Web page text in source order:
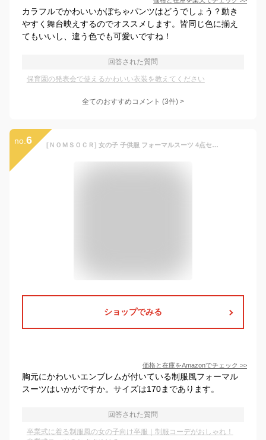
カラフルでかわいいかぼちゃパンツはどうでしょう？動き
やすく舞台映えするのでオススメします。皆同じ色に揃え
てもいいし、違う色でも可愛いですね！
回答された質問
保育園の発表会で使えるかわいい衣装を教えてください
全てのおすすめコメント (3件) >
no. 6 [ＮＯＭＳＯＣＲ] 女の子 子供服 フォーマルスーツ 4点セット 卒業式 スーツ 子供スーツ ジャケット ブラウス スカート ネクタイ jk制服 卒園式 入学式 発表会 (JP, 身長, 160, ブラック)
ショップでみる
価格と在庫をAmazonでチェック >>
胸元にかわいいエンブレムが付いている制服風フォーマル
スーツはいかがですか。サイズは170まであります。
回答された質問
卒業式に着る制服風の女の子向け卒服｜制服コーデがおしゃれ！